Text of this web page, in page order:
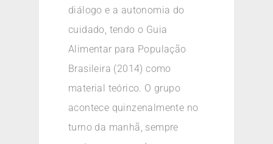
diálogo e a autonomia do
cuidado, tendo o Guia
Alimentar para População
Brasileira (2014) como
material teórico. O grupo
acontece quinzenalmente no
turno da manhã, sempre